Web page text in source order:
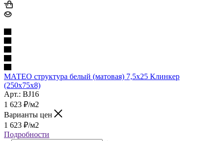
МАТЕО структура белый (матовая) 7,5х25 Клинкер
(250x75x8)
Арт.: BJ16
1 623 ₽/м2
Варианты цен
1 623 ₽/м2
Подробности